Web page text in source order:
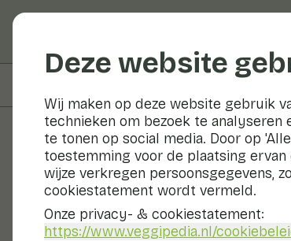
Deze website
Wij maken op deze website gebruik
technieken om bezoek te analyseren
te tonen op social media. Door op
toestemming voor de plaatsing
wijze verkregen persoonsgegevens,
cookiestatement wordt vermeld.
Onze privacy- & cookiestatement:
https://www.veggipedia.nl/
Groenten en fruit